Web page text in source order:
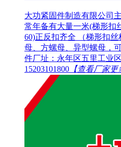
大功紧固件制造有限公司
常年备有大量一米(梯形扣
60)正反扣齐全 （梯形扣
母、方螺母、异型螺母，
件厂址：永年区五里工业区
15203101800 【查看厂家更